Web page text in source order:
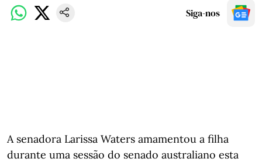
Siga-nos
A senadora Larissa Waters amamentou a filha
durante uma sessão do senado australiano esta